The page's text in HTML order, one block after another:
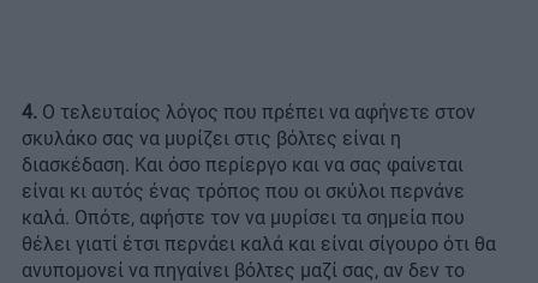
4. Ο τελευταίος λόγος που πρέπει να αφήνετε στον
σκυλάκο σας να μυρίζει στις βόλτες είναι η
διασκέδαση. Και όσο περίεργο και να σας φαίνεται
είναι κι αυτός ένας τρόπος που οι σκύλοι περνάνε
καλά. Οπότε, αφήστε τον να μυρίσει τα σημεία που
θέλει γιατί έτσι περνάει καλά και είναι σίγουρο ότι θα
ανυπομονεί να πηγαίνει βόλτες μαζί σας, αν δεν το